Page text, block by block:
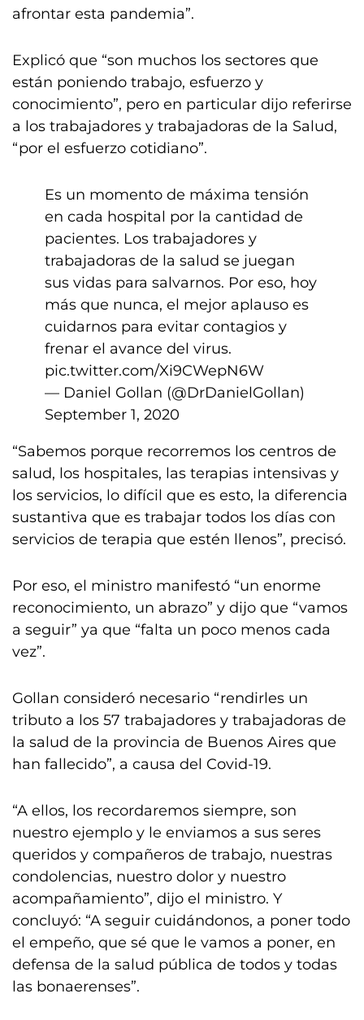
afrontar esta pandemia”.
Explicó que “son muchos los sectores que
están poniendo trabajo, esfuerzo y
conocimiento”, pero en particular dijo referirse
a los trabajadores y trabajadoras de la Salud,
“por el esfuerzo cotidiano”.
Es un momento de máxima tensión
en cada hospital por la cantidad de
pacientes. Los trabajadores y
trabajadoras de la salud se juegan
sus vidas para salvarnos. Por eso, hoy
más que nunca, el mejor aplauso es
cuidarnos para evitar contagios y
frenar el avance del virus.
pic.twitter.com/Xi9CWepN6W
— Daniel Gollan (@DrDanielGollan)
September 1, 2020
“Sabemos porque recorremos los centros de
salud, los hospitales, las terapias intensivas y
los servicios, lo difícil que es esto, la diferencia
sustantiva que es trabajar todos los días con
servicios de terapia que estén llenos”, precisó.
Por eso, el ministro manifestó “un enorme
reconocimiento, un abrazo” y dijo que “vamos
a seguir” ya que “falta un poco menos cada
vez”.
Gollan consideró necesario “rendirles un
tributo a los 57 trabajadores y trabajadoras de
la salud de la provincia de Buenos Aires que
han fallecido”, a causa del Covid-19.
“A ellos, los recordaremos siempre, son
nuestro ejemplo y le enviamos a sus seres
queridos y compañeros de trabajo, nuestras
condolencias, nuestro dolor y nuestro
acompañamiento”, dijo el ministro. Y
concluyó: “A seguir cuidándonos, a poner todo
el empeño, que sé que le vamos a poner, en
defensa de la salud pública de todos y todas
las bonaerenses”.